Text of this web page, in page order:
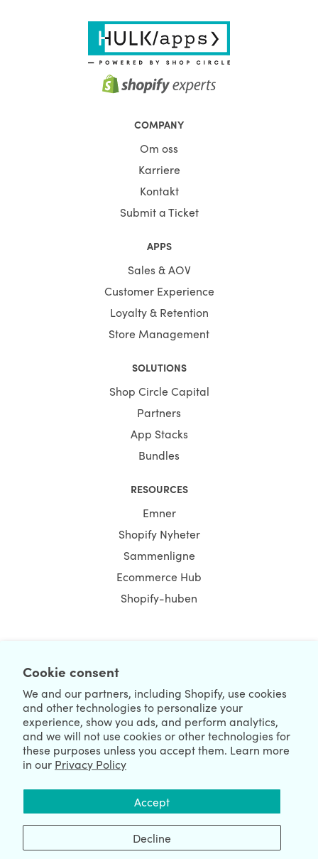
Cookie consent
We and our partners, including Shopify, use cookies
and other technologies to personalize your
experience, show you ads, and perform analytics,
and we will not use cookies or other technologies for
these purposes unless you accept them. Learn more
in our Privacy Policy
Accept
Decline
COMPANY
Om oss
Karriere
Kontakt
Submit a Ticket
APPS
Sales & AOV
Customer Experience
Loyalty & Retention
Store Management
SOLUTIONS
Shop Circle Capital
Partners
App Stacks
Bundles
RESOURCES
Emner
Shopify Nyheter
Sammenligne
Ecommerce Hub
Shopify-huben
August 08, 2026 © HulkApps.com. All Rights Reserved.
We're Worldwide